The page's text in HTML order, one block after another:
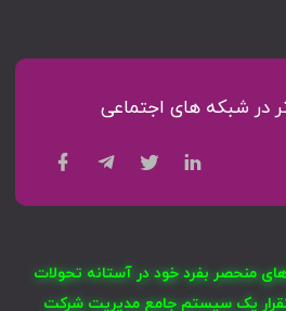
در شبکه های اجتماعی
منحصر بفرد خود در آستانه تحولات
یک سیستم جامع مدیریت شرکت